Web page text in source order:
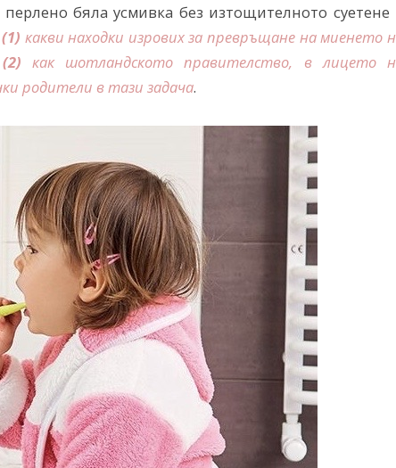
бяла усмивка без изтощителното суетене
(1) какви находки изрових за превръщане на миенето
(2) как шотландското правителство, в лицето
родители в тази задача.